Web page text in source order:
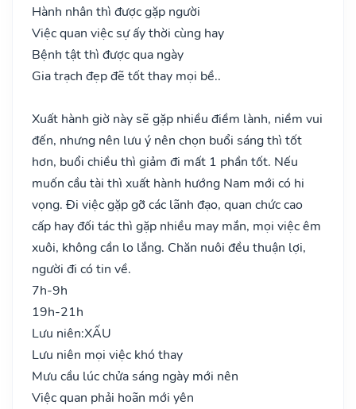
Hành nhân thì được gặp người
Việc quan việc sự ấy thời cùng hay
Bệnh tật thì được qua ngày
Gia trạch đẹp đẽ tốt thay mọi bề..
Xuất hành giờ này sẽ gặp nhiều điềm lành, niềm vui
đến, nhưng nên lưu ý nên chọn buổi sáng thì tốt
hơn, buổi chiều thì giảm đi mất 1 phần tốt. Nếu
muốn cầu tài thì xuất hành hướng Nam mới có hi
vọng. Đi việc gặp gỡ các lãnh đạo, quan chức cao
cấp hay đối tác thì gặp nhiều may mắn, mọi việc êm
xuôi, không cần lo lắng. Chăn nuôi đều thuận lợi,
người đi có tin về.
7h-9h
19h-21h
Lưu niên:XẤU
Lưu niên mọi việc khó thay
Mưu cầu lúc chửa sáng ngày mới nên
Việc quan phải hoãn mới yên